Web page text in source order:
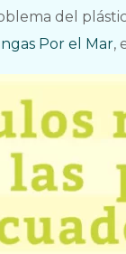
del
Por el Mar,